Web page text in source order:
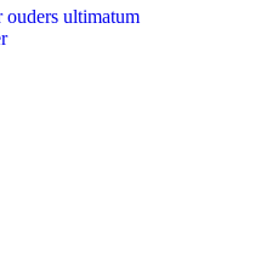
ouders ultimatum